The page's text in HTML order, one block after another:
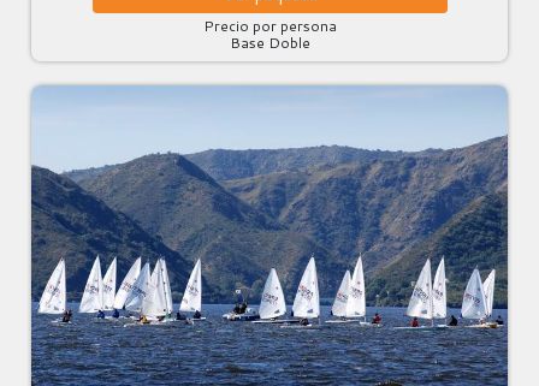
Precio por persona
Base Doble